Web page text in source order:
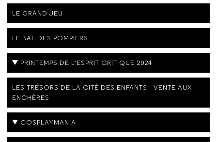
LE GRAND JEU
LE BAL DES POMPIERS
PRINTEMPS DE L'ESPRIT CRITIQUE 2024
LES TRÉSORS DE LA CITÉ DES ENFANTS - VENTE AUX
ENCHÈRES
COSPLAYMANIA